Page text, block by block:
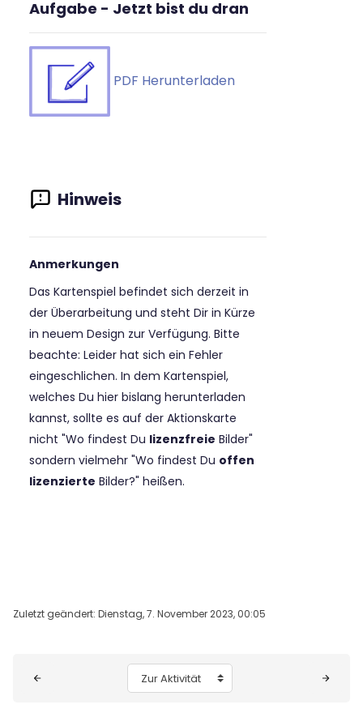
Aufgabe - Jetzt bist du dran
PDF Herunterladen
Anmerkungen
Das Kartenspiel befindet sich derzeit in
der Überarbeitung und steht Dir in Kürze
in neuem Design zur Verfügung. Bitte
beachte: Leider hat sich ein Fehler
eingeschlichen. In dem Kartenspiel,
welches Du hier bislang herunterladen
kannst, sollte es auf der Aktionskarte
nicht "Wo findest Du lizenzfreie Bilder"
sondern vielmehr "Wo findest Du offen
lizenzierte Bilder?" heißen.
Zuletzt geändert: Dienstag, 7. November 2023, 00:05
Zur Aktivität